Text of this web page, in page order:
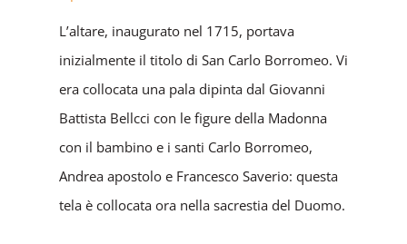
L’altare, inaugurato nel 1715, portava
inizialmente il titolo di San Carlo Borromeo. Vi
era collocata una pala dipinta dal Giovanni
Battista Bellcci con le figure della Madonna
con il bambino e i santi Carlo Borromeo,
Andrea apostolo e Francesco Saverio: questa
tela è collocata ora nella sacrestia del Duomo.